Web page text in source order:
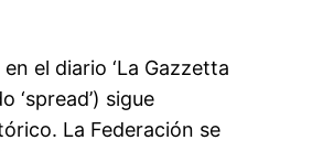
el diario ‘La Gazzetta
‘spread’) sigue
La Federación se